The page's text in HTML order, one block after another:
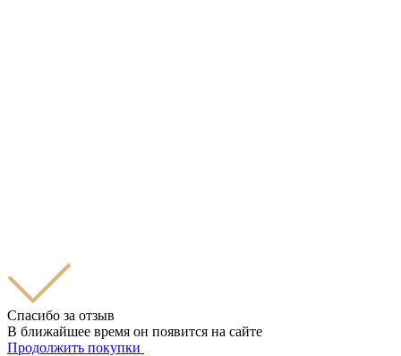
Спасибо за отзыв
В ближайшее время он появится на сайте
Продолжить покупки